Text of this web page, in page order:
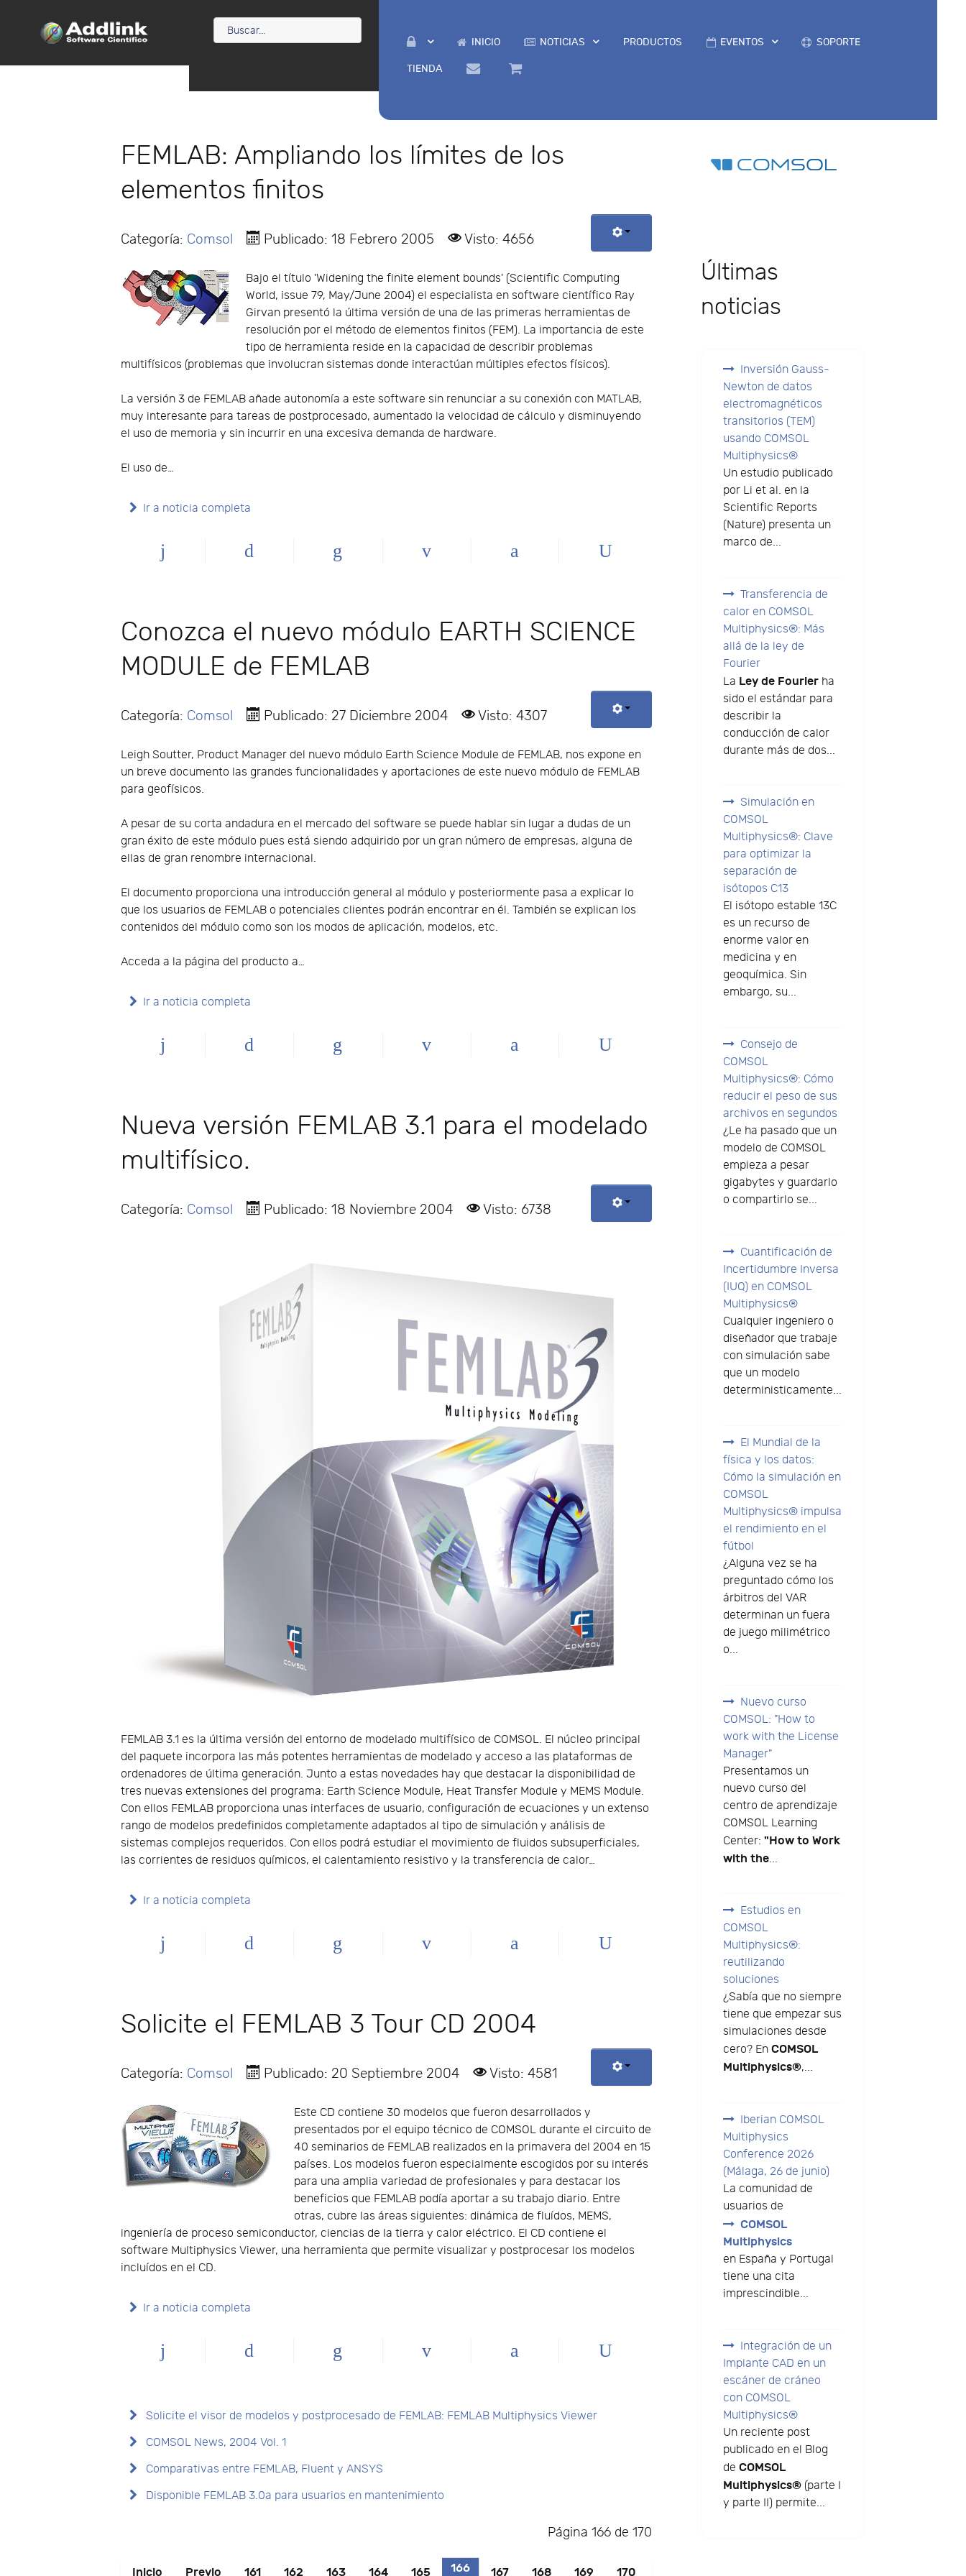
INICIO NOTICIAS PRODUCTOS EVENTOS SOPORTE
TIENDA
FEMLAB: Ampliando los límites de los
elementos finitos
Categoría: Comsol Publicado: 18 Febrero 2005 Visto: 4656
Bajo el título 'Widening the finite element bounds' (Scientific Computing
World, issue 79, May/June 2004) el especialista en software científico Ray
Girvan presentó la última versión de una de las primeras herramientas de
resolución por el método de elementos finitos (FEM). La importancia de este
tipo de herramienta reside en la capacidad de describir problemas
multifísicos (problemas que involucran sistemas donde interactúan múltiples efectos físicos).
La versión 3 de FEMLAB añade autonomía a este software sin renunciar a su conexión con MATLAB,
muy interesante para tareas de postprocesado, aumentado la velocidad de cálculo y disminuyendo
el uso de memoria y sin incurrir en una excesiva demanda de hardware.
El uso de…
Ir a noticia completa
Conozca el nuevo módulo EARTH SCIENCE
MODULE de FEMLAB
Categoría: Comsol Publicado: 27 Diciembre 2004 Visto: 4307
Leigh Soutter, Product Manager del nuevo módulo Earth Science Module de FEMLAB, nos expone en
un breve documento las grandes funcionalidades y aportaciones de este nuevo módulo de FEMLAB
para geofísicos.
A pesar de su corta andadura en el mercado del software se puede hablar sin lugar a dudas de un
gran éxito de este módulo pues está siendo adquirido por un gran número de empresas, alguna de
ellas de gran renombre internacional.
El documento proporciona una introducción general al módulo y posteriormente pasa a explicar lo
que los usuarios de FEMLAB o potenciales clientes podrán encontrar en él. También se explican los
contenidos del módulo como son los modos de aplicación, modelos, etc.
Acceda a la página del producto a…
Ir a noticia completa
Nueva versión FEMLAB 3.1 para el modelado
multifísico.
Categoría: Comsol Publicado: 18 Noviembre 2004 Visto: 6738
FEMLAB 3.1 es la última versión del entorno de modelado multifísico de COMSOL. El núcleo principal
del paquete incorpora las más potentes herramientas de modelado y acceso a las plataformas de
ordenadores de última generación. Junto a estas novedades hay que destacar la disponibilidad de
tres nuevas extensiones del programa: Earth Science Module, Heat Transfer Module y MEMS Module.
Con ellos FEMLAB proporciona unas interfaces de usuario, configuración de ecuaciones y un extenso
rango de modelos predefinidos completamente adaptados al tipo de simulación y análisis de
sistemas complejos requeridos. Con ellos podrá estudiar el movimiento de fluidos subsuperficiales,
las corrientes de residuos químicos, el calentamiento resistivo y la transferencia de calor…
Ir a noticia completa
Solicite el FEMLAB 3 Tour CD 2004
Categoría: Comsol Publicado: 20 Septiembre 2004 Visto: 4581
Este CD contiene 30 modelos que fueron desarrollados y
presentados por el equipo técnico de COMSOL durante el circuito de
40 seminarios de FEMLAB realizados en la primavera del 2004 en 15
países. Los modelos fueron especialmente escogidos por su interés
para una amplia variedad de profesionales y para destacar los
beneficios que FEMLAB podía aportar a su trabajo diario. Entre
otras, cubre las áreas siguientes: dinámica de fluídos, MEMS,
ingeniería de proceso semiconductor, ciencias de la tierra y calor eléctrico. El CD contiene el
software Multiphysics Viewer, una herramienta que permite visualizar y postprocesar los modelos
incluídos en el CD.
Ir a noticia completa
Solicite el visor de modelos y postprocesado de FEMLAB: FEMLAB Multiphysics Viewer
COMSOL News, 2004 Vol. 1
Comparativas entre FEMLAB, Fluent y ANSYS
Disponible FEMLAB 3.0a para usuarios en mantenimiento
Página 166 de 170
Inicio Previo 161 162 163 164 165 166 167 168 169 170
Últimas
noticias
Inversión Gauss-
Newton de datos
electromagnéticos
transitorios (TEM)
usando COMSOL
Multiphysics®
Un estudio publicado
por Li et al. en la
Scientific Reports
(Nature) presenta un
marco de...
Transferencia de
calor en COMSOL
Multiphysics®: Más
allá de la ley de
Fourier
La Ley de Fourierha
sido el estándar para
describir la
conducción de calor
durante más de dos...
Simulación en
COMSOL
Multiphysics®: Clave
para optimizar la
separación de
isótopos C13
El isótopo estable 13C
es un recurso de
enorme valor en
medicina y en
geoquímica. Sin
embargo, su...
Consejo de
COMSOL
Multiphysics®: Cómo
reducir el peso de sus
archivos en segundos
¿Le ha pasado que un
modelo de COMSOL
empieza a pesar
gigabytes y guardarlo
o compartirlo se...
Cuantificación de
Incertidumbre Inversa
(IUQ) en COMSOL
Multiphysics®
Cualquier ingeniero o
diseñador que trabaje
con simulación sabe
que un modelo
deterministicamente...
El Mundial de la
física y los datos:
Cómo la simulación en
COMSOL
Multiphysics® impulsa
el rendimiento en el
fútbol
¿Alguna vez se ha
preguntado cómo los
árbitros del VAR
determinan un fuera
de juego milimétrico
o...
Nuevo curso
COMSOL: "How to
work with the License
Manager"
Presentamos un
nuevo curso del
centro de aprendizaje
COMSOL Learning
Center: "How to Work
with the...
Estudios en
COMSOL
Multiphysics®:
reutilizando
soluciones
¿Sabía que no siempre
tiene que empezar sus
simulaciones desde
cero? EnCOMSOL
Multiphysics®,...
Iberian COMSOL
Multiphysics
Conference 2026
(Málaga, 26 de junio)
La comunidad de
usuarios de
COMSOL
Multiphysics
en España y Portugal
tiene una cita
imprescindible...
Integración de un
Implante CAD en un
escáner de cráneo
con COMSOL
Multiphysics®
Un reciente post
publicado en el Blog
de COMSOL
Multiphysics®(parte I
y parte II) permite...